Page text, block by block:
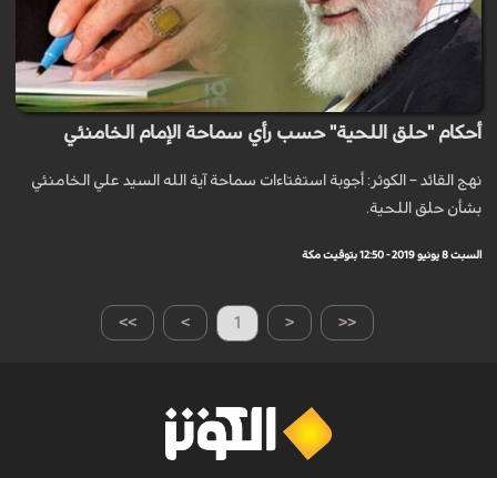
أحكام "حلق اللحية" حسب رأي سماحة الإمام الخامنئي
نهج القائد – الكوثر: أجوبة استفتاءات سماحة آية الله السيد علي الخامنئي
بشأن حلق اللحية.
السبت 8 يونيو 2019 - 12:50 بتوقيت مكة
>> > 1 < <<